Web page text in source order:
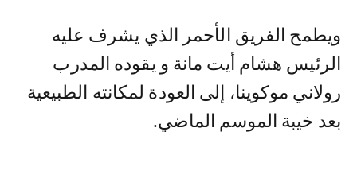
ويطمح الفريق الأحمر الذي يشرف عليه
الرئيس هشام أيت مانة و يقوده المدرب
رولاني موكوينا، إلى العودة لمكانته الطبيعية
بعد خيبة الموسم الماضي.